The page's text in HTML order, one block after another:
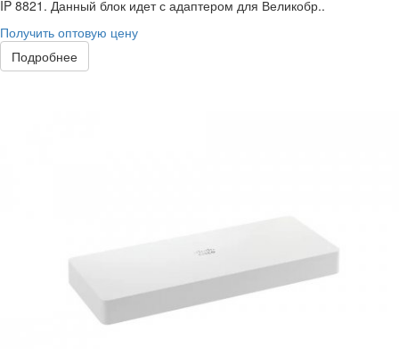
IP 8821. Данный блок идет с адаптером для Великобр..
Получить оптовую цену
Подробнее